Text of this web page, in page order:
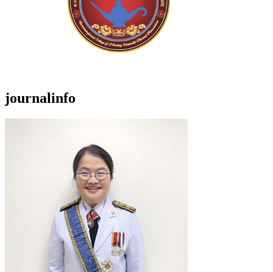
journalinfo